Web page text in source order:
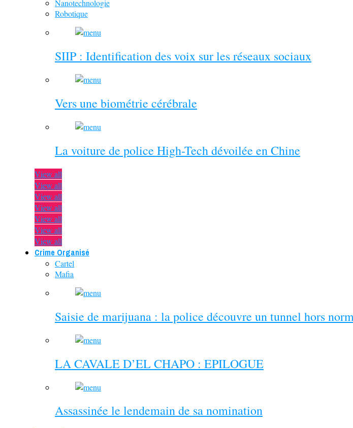
Nanotechnologie
Robotique
SIIP : Identification des voix sur les réseaux sociaux
Vers une biométrie cérébrale
La voiture de police High-Tech dévoilée en Chine
View all
View all
View all
View all
View all
View all
View all
Crime Organisé
Cartel
Mafia
Saisie de marijuana : la police découvre un tunnel hors
LA CAVALE D’EL CHAPO : EPILOGUE
Assassinée le lendemain de sa nomination